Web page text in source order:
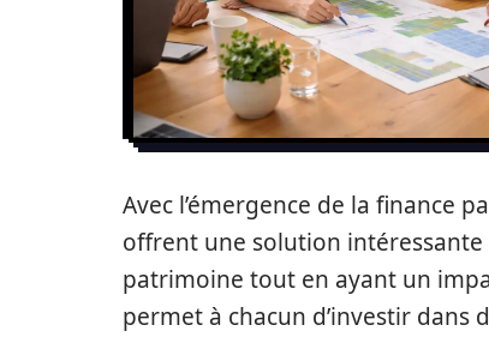
Avec l’émergence de la finance
offrent une solution
patrimoine tout en ayant un
permet à chacun d’investir